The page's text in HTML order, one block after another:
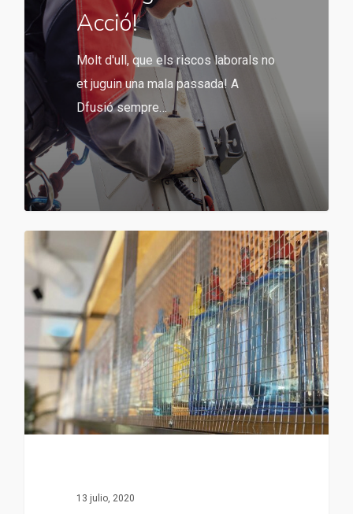
Acció!
Molt d'ull, que els riscos laborals no
et juguin una mala passada! A
Dfusió sempre…
13 julio, 2020